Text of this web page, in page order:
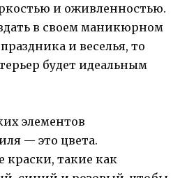
и оживленностью.
в своем маникюрном
и веселья, то
будет идеальным
элементов
— это цвета.
краски, такие как